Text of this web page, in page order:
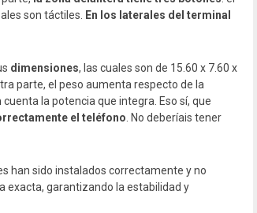
son táctiles. En los laterales del terminal
dimensiones, las cuales son de 15.60 x 7.60 x
parte, el peso aumenta respecto de la
la potencia que integra. Eso sí, que
el teléfono . No deberíais tener
han sido instalados correctamente y no
exacta, garantizando la estabilidad y